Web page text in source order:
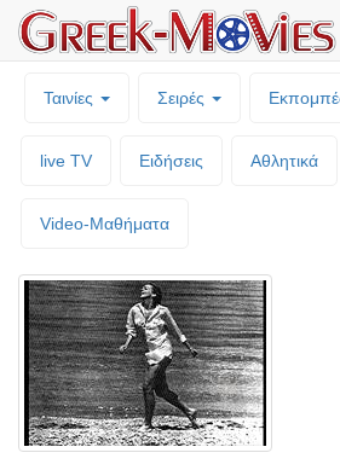
Ταινίες Σειρές
live TV Ειδήσεις Αθλητικά
Video-Mαθήματα